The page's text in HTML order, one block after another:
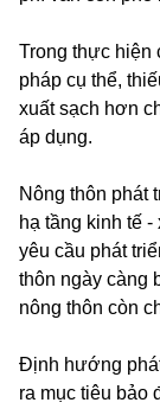
Trong thực hiện
pháp cụ thể,
xuất sạch hơn
áp dụng.
Nông thôn phát
hạ tầng kinh tế
yêu cầu phát
thôn ngày càng
nông thôn còn
Định hướng
ra mục tiêu bảo